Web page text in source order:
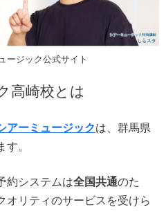
ージック公式サイト
高崎校とは
アーミュージックは、群馬県
。
約システムは全国共通のた
オリティのサービスを受けら